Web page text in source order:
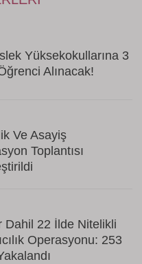
Yüksekokullarına 3
Alınacak!
Ve Asayiş
Toplantısı
Dahil 22 İlde Nitelikli
Operasyonu: 253